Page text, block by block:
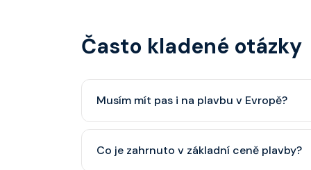
Často kladené otázky
Musím mít pas i na plavbu v Evropě?
minimálně 6 měsíců po skončení plavby.
Co je zahrnuto v základní ceně plavby?